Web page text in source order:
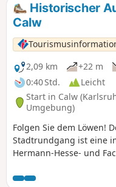
Historischer
Calw
2,09 km
+22 m
0:40 Std.
Leicht
Start in Calw
Umgebung)
Folgen Sie dem Löwen!
Stadtrundgang ist eine
Hermann-Hesse- und